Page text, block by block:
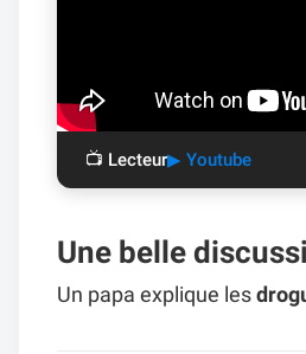
📺 Lecteur▶ Youtube
Une belle
Un papa explique les